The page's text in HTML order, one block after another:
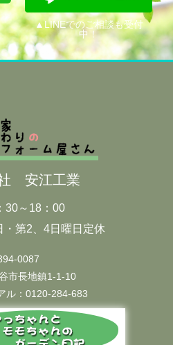
▲LINEでのご相談も受付
中！
安江工業
30～18：00
・第2、4日曜日定休
0087
市長地鎮1-1-10
ル：0120-284-683